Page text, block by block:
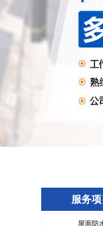
服务项
屋面防